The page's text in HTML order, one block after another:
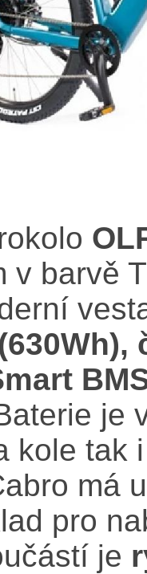
v barvě
je
kole tak
má
pro
je